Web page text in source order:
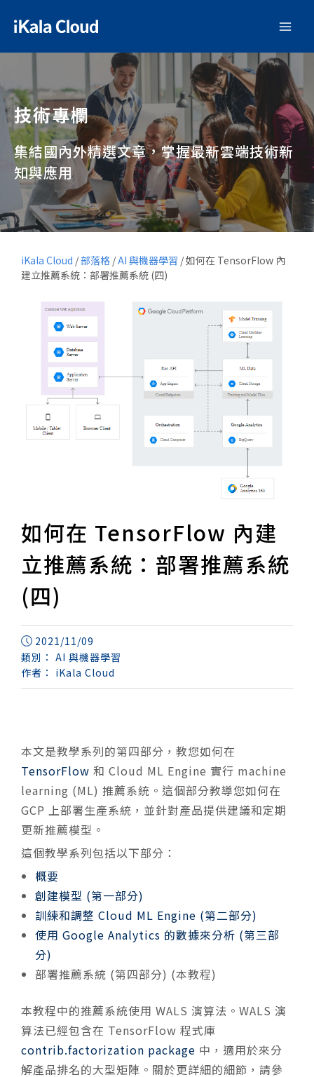
技術專欄
集結國內外精選文章，掌握最新雲端技術新
知與應用
iKala Cloud /部落格 /AI 與機器學習 /如何在 TensorFlow 內
建立推薦系統：部署推薦系統 (四)
如何在 TensorFlow 內建
立推薦系統：部署推薦系統
(四)
2021/11/09
類別： AI 與機器學習
作者： iKala Cloud
本文是教學系列的第四部分，教您如何在
TensorFlow 和 Cloud ML Engine 實行 machine
learning (ML) 推薦系統。這個部分教導您如何在
GCP 上部署生產系統，並針對產品提供建議和定期
更新推薦模型。
這個教學系列包括以下部分：
概要
創建模型 (第一部分)
訓練和調整 Cloud ML Engine (第二部分)
使用 Google Analytics 的數據來分析 (第三部
分)
部署推薦系統 (第四部分) (本教程)
本教程中的推薦系統使用 WALS 演算法。WALS 演
算法已經包含在 TensorFlow 程式庫
contrib.factorization package 中，適用於來分
解產品排名的大型矩陣。關於更詳細的細節，請參